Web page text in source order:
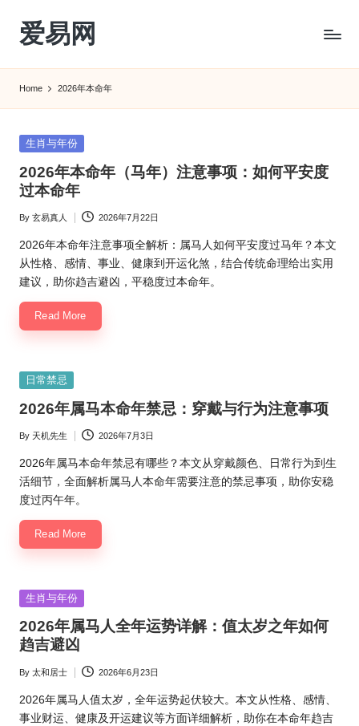
Skip
content
爱易网
转
农
历
阴
查
询
_2ebc.com
Home 2026年本命年
Posted
生肖与年份
2026年本命年（马年）注意事项：如何平安度
过本命年
Posted
by
By 玄易真人 2026年7月22日
2026年本命年注意事项全解析：属马人如何平安度过马年？本文
从性格、感情、事业、健康到开运化煞，结合传统命理给出实用
建议，助你趋吉避凶，平稳度过本命年。
Read More
Posted
日常禁忌
2026年属马本命年禁忌：穿戴与行为注意事项
Posted
by
By 天机先生 2026年7月3日
2026年属马本命年禁忌有哪些？本文从穿戴颜色、日常行为到生
活细节，全面解析属马人本命年需要注意的禁忌事项，助你安稳
度过丙午年。
Read More
Posted
生肖与年份
2026年属马人全年运势详解：值太岁之年如何
趋吉避凶
Posted
by
By 太和居士 2026年6月23日
2026年属马人值太岁，全年运势起伏较大。本文从性格、感情、
事业财运、健康及开运建议等方面详细解析，助你在本命年趋吉